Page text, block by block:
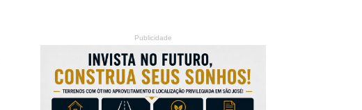
Publicidade